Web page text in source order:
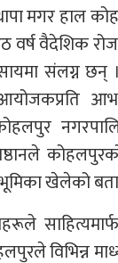
मगर हाल
वैदेशिक
संलग्न
खेलेको
विभिन्न